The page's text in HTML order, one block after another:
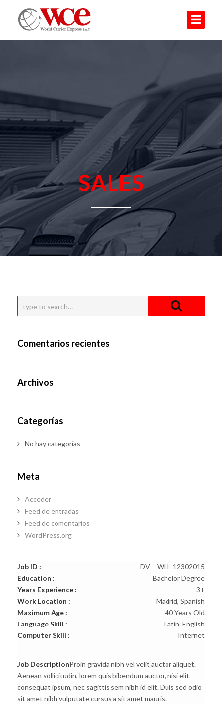
SALES
Comentarios recientes
Archivos
Categorías
No hay categorías
Meta
Acceder
Feed de entradas
Feed de comentarios
WordPress.org
Job ID :
DV – WH -12302015
Education :
Bachelor Degree
Years Experience :
3+
Work Location :
Madrid, Spanish
Maximum Age :
40 Years Old
Language Skill :
Latin, English
Computer Skill :
Internet
Job DescriptionProin gravida nibh vel velit auctor aliquet.
Aenean sollicitudin, lorem quis bibendum auctor, nisi elit
consequat ipsum, nec sagittis sem nibh id elit. Duis sed odio
sit amet nibh vulputate cursus a sit amet mauris.